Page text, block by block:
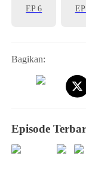
EP 6
Bagikan:
Episode